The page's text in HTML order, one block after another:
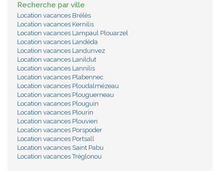
Recherche par ville
Location vacances Brélès
Location vacances Kernilis
Location vacances Lampaul Plouarzel
Location vacances Landéda
Location vacances Landunvez
Location vacances Lanildut
Location vacances Lannilis
Location vacances Plabennec
Location vacances Ploudalmézeau
Location vacances Plouguerneau
Location vacances Plouguin
Location vacances Plourin
Location vacances Plouvien
Location vacances Porspoder
Location vacances Portsall
Location vacances Saint Pabu
Location vacances Tréglonou